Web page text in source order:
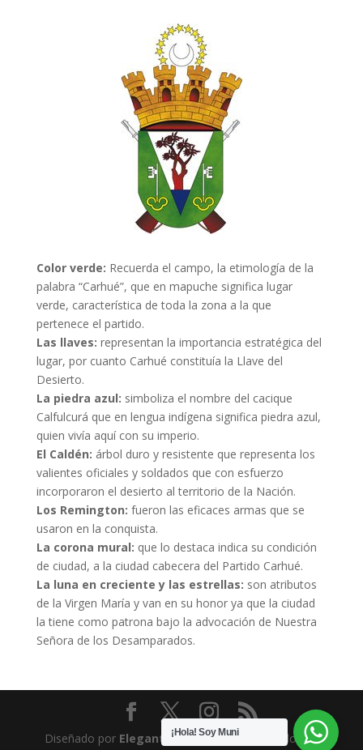
Color verde: Recuerda el campo, la etimología de la
palabra “Carhué”, que en mapuche significa lugar
verde, característica de toda la zona a la que
pertenece el partido.
Las llaves: representan la importancia estratégica del
lugar, por cuanto Carhué constituía la Llave del
Desierto.
La piedra azul: simboliza el nombre del cacique
Calfulcurá que en lengua indígena significa piedra azul,
quien vivía aquí con su imperio.
El Caldén: árbol duro y resistente que representa los
valientes oficiales y soldados que con esfuerzo
incorporaron el desierto al territorio de la Nación.
Los Remington: fueron las eficaces armas que se
usaron en la conquista.
La corona mural: que lo destaca indica su condición
de ciudad, a la ciudad cabecera del Partido Carhué.
La luna en creciente y las estrellas: son atributos
de la Virgen María y van en su honor ya que la ciudad
la tiene como patrona bajo la advocación de Nuestra
Señora de los Desamparados.
Diseñado por Elegant Themes| Desarrollado por
¡Hola! Soy Muni